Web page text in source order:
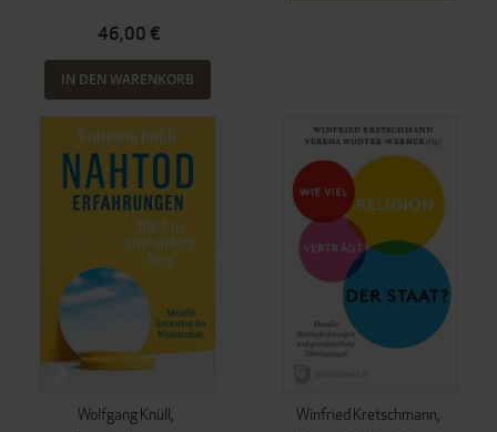
46,00 €
IN DEN WARENKORB
Wolfgang Knüll
Winfried Kretschmann